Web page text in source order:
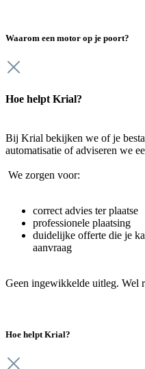
Waarom een motor op je poort?
Hoe helpt Krial?
Bij Krial bekijken we of je
automatisatie of adviseren we
We zorgen voor:
correct advies ter plaatse
professionele plaatsing
duidelijke offerte die je
aanvraag
Geen ingewikkelde uitleg. Wel
Hoe helpt Krial?